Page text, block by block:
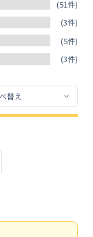
(51件)
(3件)
(5件)
(3件)